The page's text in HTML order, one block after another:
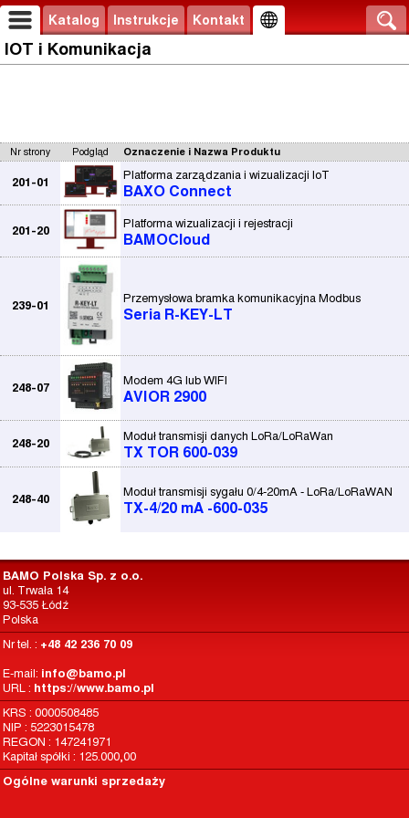
Katalog Instrukcje Kontakt
IOT i Komunikacja
Nr strony Podgląd Oznaczenie i Nazwa Produktu
201-01
Platforma zarządzania i wizualizacji IoT
BAXO Connect
201-20
Platforma wizualizacji i rejestracji
BAMOCloud
239-01
Przemysłowa bramka komunikacyjna Modbus
Seria R-KEY-LT
248-07
Modem 4G lub WIFI
AVIOR 2900
248-20
Moduł transmisji danych LoRa/LoRaWan
TX TOR 600-039
248-40
Moduł transmisji sygału 0/4-20mA - LoRa/LoRaWAN
TX-4/20 mA -600-035
BAMO Polska Sp. z o.o.
ul. Trwała 14
93-535 Łódź
Polska
Nr tel. : +48 42 236 70 09
E-mail: info@bamo.pl
URL : https://www.bamo.pl
KRS : 0000508485
NIP : 5223015478
REGON : 147241971
Kapitał spółki : 125.000,00
Ogólne warunki sprzedaży